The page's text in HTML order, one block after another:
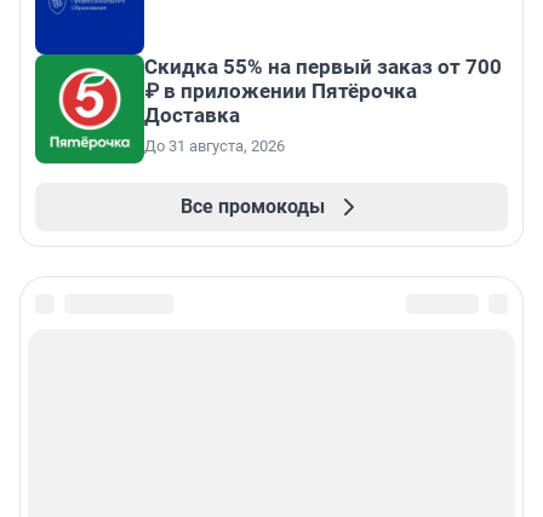
Скидка 55% на первый заказ от 700
₽ в приложении Пятёрочка
Доставка
До 31 августа, 2026
Все промокоды